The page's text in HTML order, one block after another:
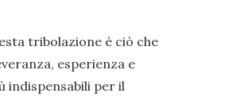
tribolazione è ciò che
esperienza e
indispensabili per il